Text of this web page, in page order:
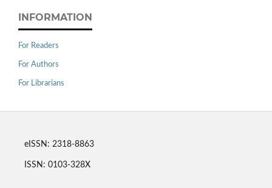
INFORMATION
For Readers
For Authors
For Librarians
eISSN: 2318-8863
ISSN: 0103-328X